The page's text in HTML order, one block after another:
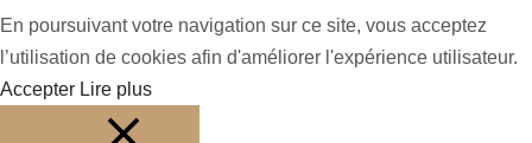
En poursuivant votre navigation sur ce site, vous acceptez
l’utilisation de cookies afin d'améliorer l'expérience utilisateur.
Accepter Lire plus